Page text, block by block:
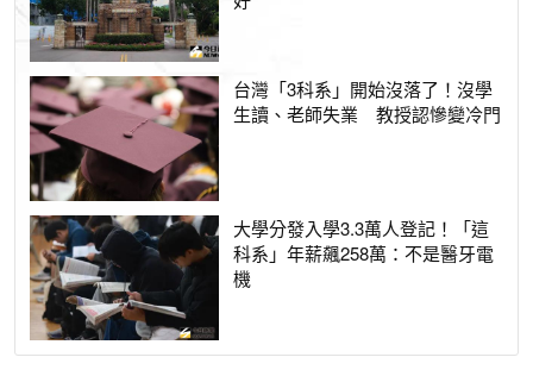
台灣「3科系」開始沒落了！沒學
生讀、老師失業 教授認慘變冷門
大學分發入學3.3萬人登記！「這
科系」年薪飆258萬：不是醫牙電
機